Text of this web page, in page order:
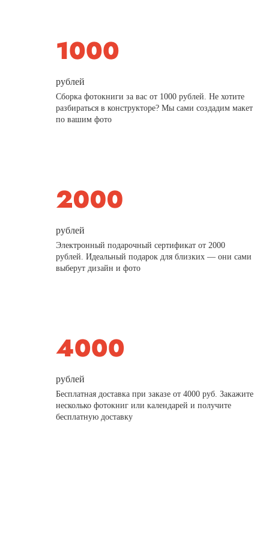
рублей
Сборка фотокниги за вас от 1000 рублей. Не хотите
разбираться в конструкторе? Мы сами создадим макет
по вашим фото
рублей
Электронный подарочный сертификат от 2000
рублей. Идеальный подарок для близких — они сами
выберут дизайн и фото
рублей
Бесплатная доставка при заказе от 4000 руб. Закажите
несколько фотокниг или календарей и получите
бесплатную доставку